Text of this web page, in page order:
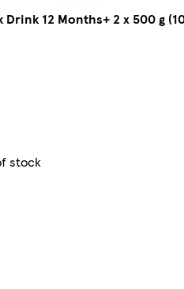
12 Months+ 2 x 500 g
stock